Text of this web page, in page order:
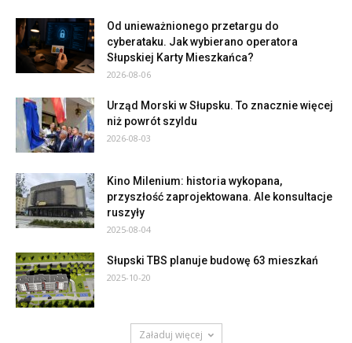
Od unieważnionego przetargu do
cyberataku. Jak wybierano operatora
Słupskiej Karty Mieszkańca?
2026-08-06
Urząd Morski w Słupsku. To znacznie więcej
niż powrót szyldu
2026-08-03
Kino Milenium: historia wykopana,
przyszłość zaprojektowana. Ale konsultacje
ruszyły
2025-08-04
Słupski TBS planuje budowę 63 mieszkań
2025-10-20
Załaduj więcej